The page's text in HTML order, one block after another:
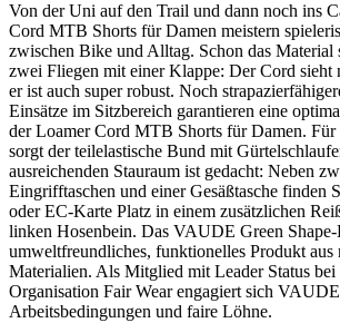
Von der Uni auf den Trail und dann noch ins
Cord MTB Shorts für Damen meistern
zwischen Bike und Alltag. Schon das Material
zwei Fliegen mit einer Klappe: Der Cord sieht
er ist auch super robust. Noch
Einsätze im Sitzbereich garantieren eine
der Loamer Cord MTB Shorts für Damen. Für
sorgt der teilelastische Bund mit
ausreichenden Stauraum ist gedacht: Neben
Eingrifftaschen und einer Gesäßtasche finden
oder EC-Karte Platz in einem zusätzlichen
linken Hosenbein. Das VAUDE Green
umweltfreundliches, funktionelles Produkt aus
Materialien. Als Mitglied mit Leader Status bei
Organisation Fair Wear engagiert sich
Arbeitsbedingungen und faire Löhne.